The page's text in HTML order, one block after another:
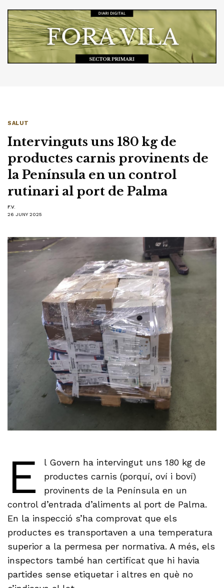
SALUT
Intervinguts uns 180 kg de
productes carnis provinents de
la Península en un control
rutinari al port de Palma
F.V.
26 JUNY 2025
E
l Govern ha intervingut uns 180 kg de
productes carnis (porquí, oví i boví)
provinents de la Península en un
control d’entrada d’aliments al port de Palma.
En la inspecció s’ha comprovat que els
productes es transportaven a una temperatura
superior a la permesa per normativa. A més, els
inspectors també han certificat que hi havia
partides sense etiquetar i altres en què no